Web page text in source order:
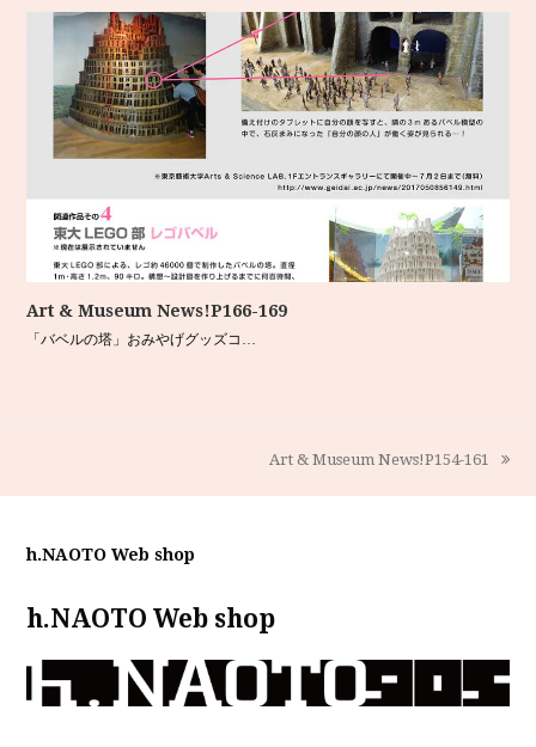
Art & Museum News!P166-169
「バベルの塔」おみやげグッズコ…
next
post:
Art & Museum News!P154-161
h.NAOTO Web shop
h.NAOTO Web shop